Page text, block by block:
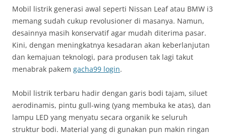
Mobil listrik generasi awal seperti Nissan Leaf atau BMW i3
memang sudah cukup revolusioner di masanya. Namun,
desainnya masih konservatif agar mudah diterima pasar.
Kini, dengan meningkatnya kesadaran akan keberlanjutan
dan kemajuan teknologi, para produsen tak lagi takut
menabrak pakem gacha99 login.
Mobil listrik terbaru hadir dengan garis bodi tajam, siluet
aerodinamis, pintu gull-wing (yang membuka ke atas), dan
lampu LED yang menyatu secara organik ke seluruh
struktur bodi. Material yang di gunakan pun makin ringan